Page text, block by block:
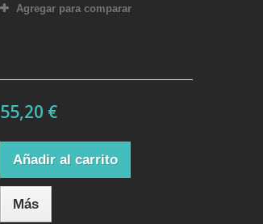
Agregar para comparar
55,20 €
Añadir al carrito
Más